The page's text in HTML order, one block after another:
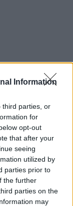
Information
third parties, or
for
opt-out
that after your
seeing
utilized by
parties prior to
the further
parties on the
may